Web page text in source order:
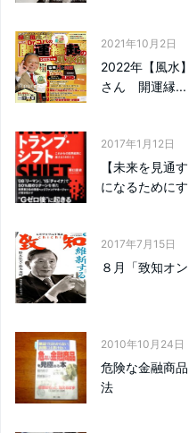
2021年10月2日
2022年【風水
さん 開運縁...
2017年1月12日
【未来を見通
になるために
2017年7月15日
８月「致知オ
2010年10月24日
危険な金融商
法